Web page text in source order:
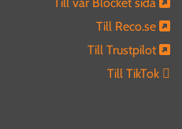

Till Reco.se 
Till Trustpilot 
Till TikTok 